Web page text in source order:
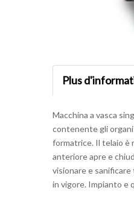
Plus
Macchina a vasca
contenente gli
formatrice. Il telaio è
anteriore apre e
visionare e
in vigore. Impianto e